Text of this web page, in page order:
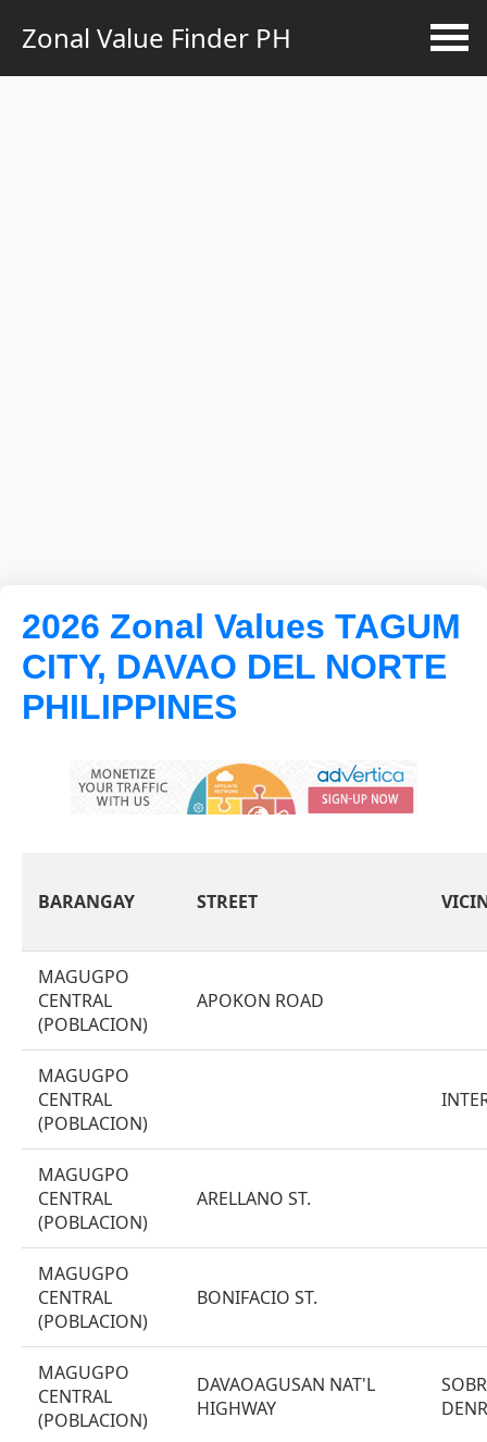
Zonal Value Finder PH
2026 Zonal Values TAGUM
CITY, DAVAO DEL NORTE
PHILIPPINES
BARANGAY STREET
MAGUGPO
CENTRAL
(POBLACION)
APOKON ROAD
MAGUGPO
CENTRAL
(POBLACION)
MAGUGPO
CENTRAL
(POBLACION)
ARELLANO ST.
MAGUGPO
CENTRAL
(POBLACION)
BONIFACIO ST.
MAGUGPO
CENTRAL
(POBLACION)
DAVAOAGUSAN NAT'L
HIGHWAY
DENR